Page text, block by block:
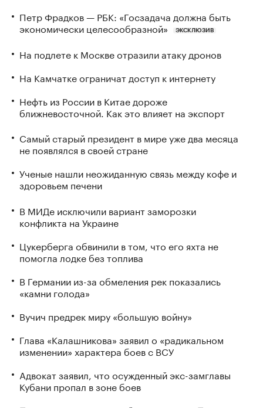
Петр Фрадков — РБК: «Госзадача должна быть
экономически целесообразной»
ЭКСКЛЮЗИВ
На подлете к Москве отразили атаку дронов
На Камчатке ограничат доступ к интернету
Нефть из России в Китае дороже
ближневосточной. Как это влияет на экспорт
Самый старый президент в мире уже два месяца
не появлялся в своей стране
Ученые нашли неожиданную связь между кофе и
здоровьем печени
В МИДе исключили вариант заморозки
конфликта на Украине
Цукерберга обвинили в том, что его яхта не
помогла лодке без топлива
В Германии из-за обмеления рек показались
«камни голода»
Вучич предрек миру «большую войну»
Глава «Калашникова» заявил о «радикальном
изменении» характера боев с ВСУ
Адвокат заявил, что осужденный экс-замглавы
Кубани пропал в зоне боев